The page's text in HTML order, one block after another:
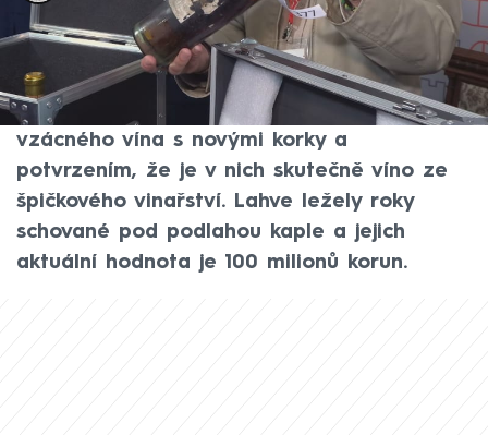
Bečovský hrad a zámek má kromě slavného
relikviáře i tekutý poklad. Do tamních
sklepení se z Francie vrátily lahve
vzácného vína s novými korky a
potvrzením, že je v nich skutečně víno ze
špičkového vinařství. Lahve ležely roky
schované pod podlahou kaple a jejich
aktuální hodnota je 100 milionů korun.